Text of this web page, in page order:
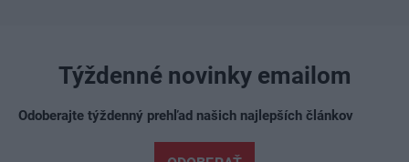
Týždenné novinky emailom
Odoberajte týždenný prehľad našich najlepších článkov